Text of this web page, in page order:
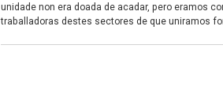
unidade non era doada de acadar, pero eramos
traballadoras destes sectores de que uniramos